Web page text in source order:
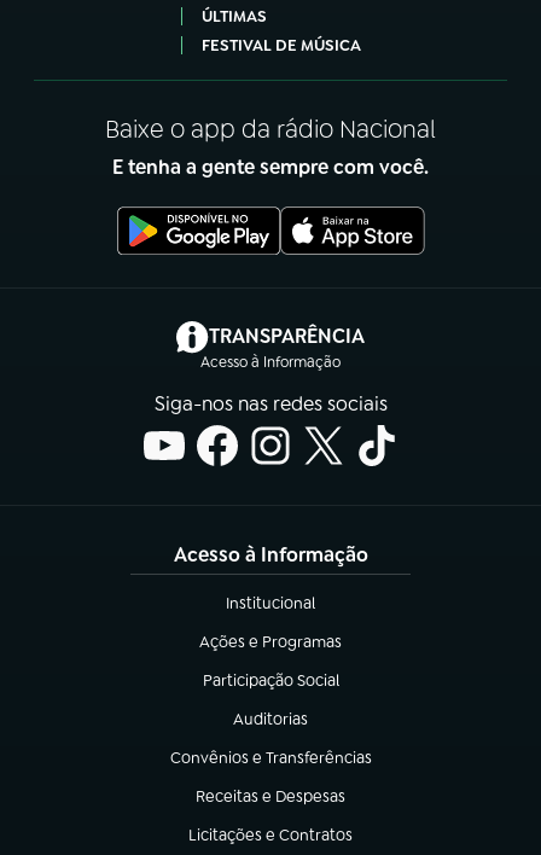
ÚLTIMAS
FESTIVAL DE MÚSICA
Baixe o app da rádio Nacional
E tenha a gente sempre com você.
TRANSPARÊNCIA
Acesso à Informação
(abre em nova aba)
Siga-nos nas redes sociais
Acesso à Informação
Institucional
(abre em nova aba)
Ações e Programas
(abre em nova aba)
Participação Social
(abre em nova aba)
Auditorias
(abre em nova aba)
Convênios e Transferências
(abre em nova aba)
Receitas e Despesas
(abre em nova aba)
Licitações e Contratos
(abre em nova aba)